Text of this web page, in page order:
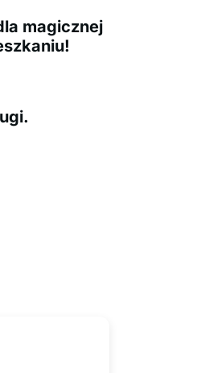
magicznej